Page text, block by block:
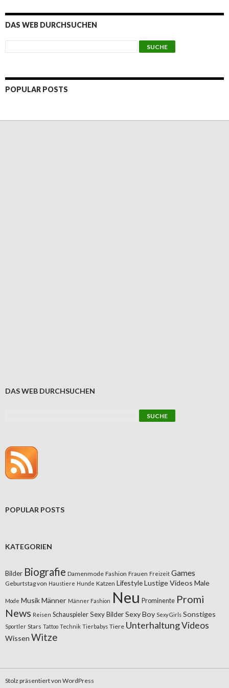
DAS WEB DURCHSUCHEN
POPULAR POSTS
DAS WEB DURCHSUCHEN
POPULAR POSTS
KATEGORIEN
Bilder Biografie Damenmode Fashion Frauen Freizeit Games
Geburtstag von Haustiere Hunde Katzen LifestyleLustige Videos Male
Mode MusikMänner Männer Fashion Neu Prominente Promi
News Reisen Schauspieler Sexy BilderSexy Boy Sexy Girls Sonstiges
Sportler Stars Tattoo Technik Tierbabys Tiere UnterhaltungVideos
Wissen Witze
Stolz präsentiert von WordPress